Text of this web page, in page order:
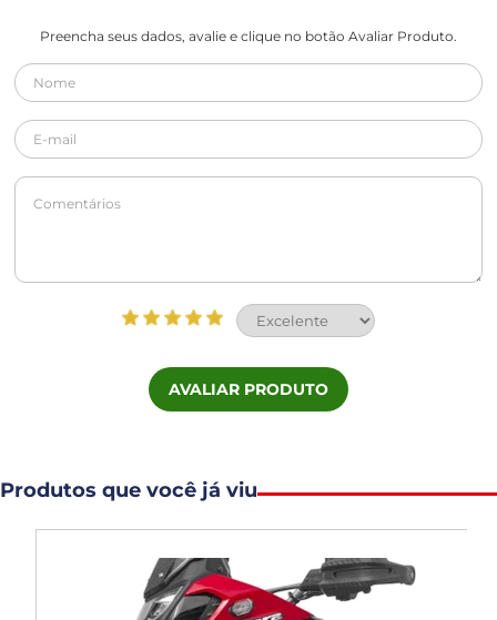
Preencha seus dados, avalie e clique no botão Avaliar Produto.
AVALIAR PRODUTO
Produtos que você já viu